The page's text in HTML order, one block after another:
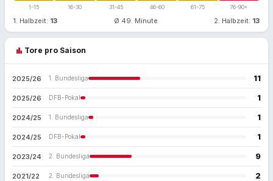
1-15 16-30 31-45 46-60 61-75 76-90+
1. Halbzeit: 13 Ø 49. Minute 2. Halbzeit: 13
bar_chart Tore pro Saison
2025/26 1. Bundesliga 11
2025/26 DFB-Pokal 1
2024/25 1. Bundesliga 1
2024/25 DFB-Pokal 1
2023/24 2. Bundesliga 9
2021/22 2. Bundesliga 2